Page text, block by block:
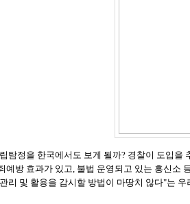
탐정을 한국에서도 보게 될까? 경찰이 도입
예방 효과가 있고, 불법 운영되고 있는 흥신소
리 및 활용을 감시할 방법이 마땅치 않다"는